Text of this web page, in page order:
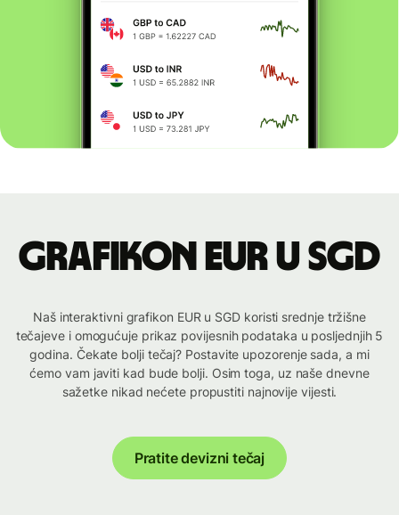
Grafikon EUR u SGD
Naš interaktivni grafikon EUR u SGD koristi srednje tržišne
tečajeve i omogućuje prikaz povijesnih podataka u posljednjih 5
godina. Čekate bolji tečaj? Postavite upozorenje sada, a mi
ćemo vam javiti kad bude bolji. Osim toga, uz naše dnevne
sažetke nikad nećete propustiti najnovije vijesti.
Pratite devizni tečaj